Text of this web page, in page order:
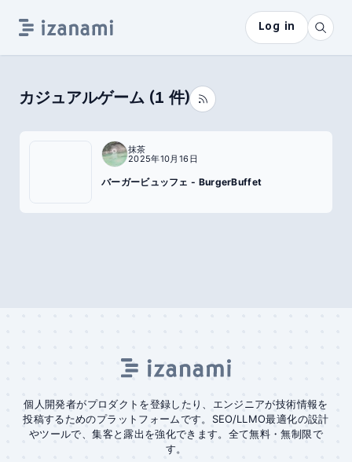
Log in
カジュアルゲーム (1 件)
抹茶
2025年10月16日
バーガービュッフェ - BurgerBuffet
個人開発者がプロダクトを登録したり、エンジニアが技術情報を
投稿するためのプラットフォームです。SEO/LLMO最適化の設計
やツールで、集客と露出を強化できます。全て無料・無制限で
す。